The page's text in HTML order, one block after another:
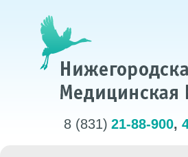
8 (831) 21-88-900,